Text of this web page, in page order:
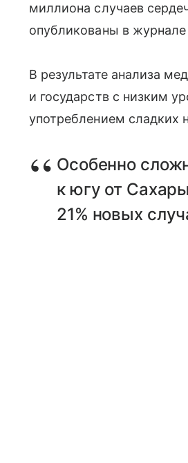
миллиона случаев
опубликованы в
В результате анализа
и государств с низким
употреблением сладких
Особенно
к югу от
21% новых